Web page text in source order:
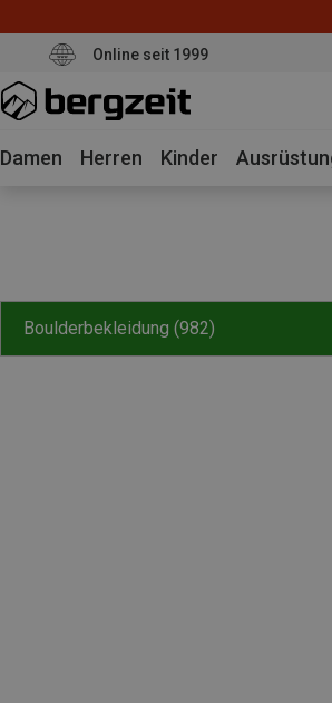
Online seit 1999
Damen Herren Kinder
Boulderbekleidung (982)